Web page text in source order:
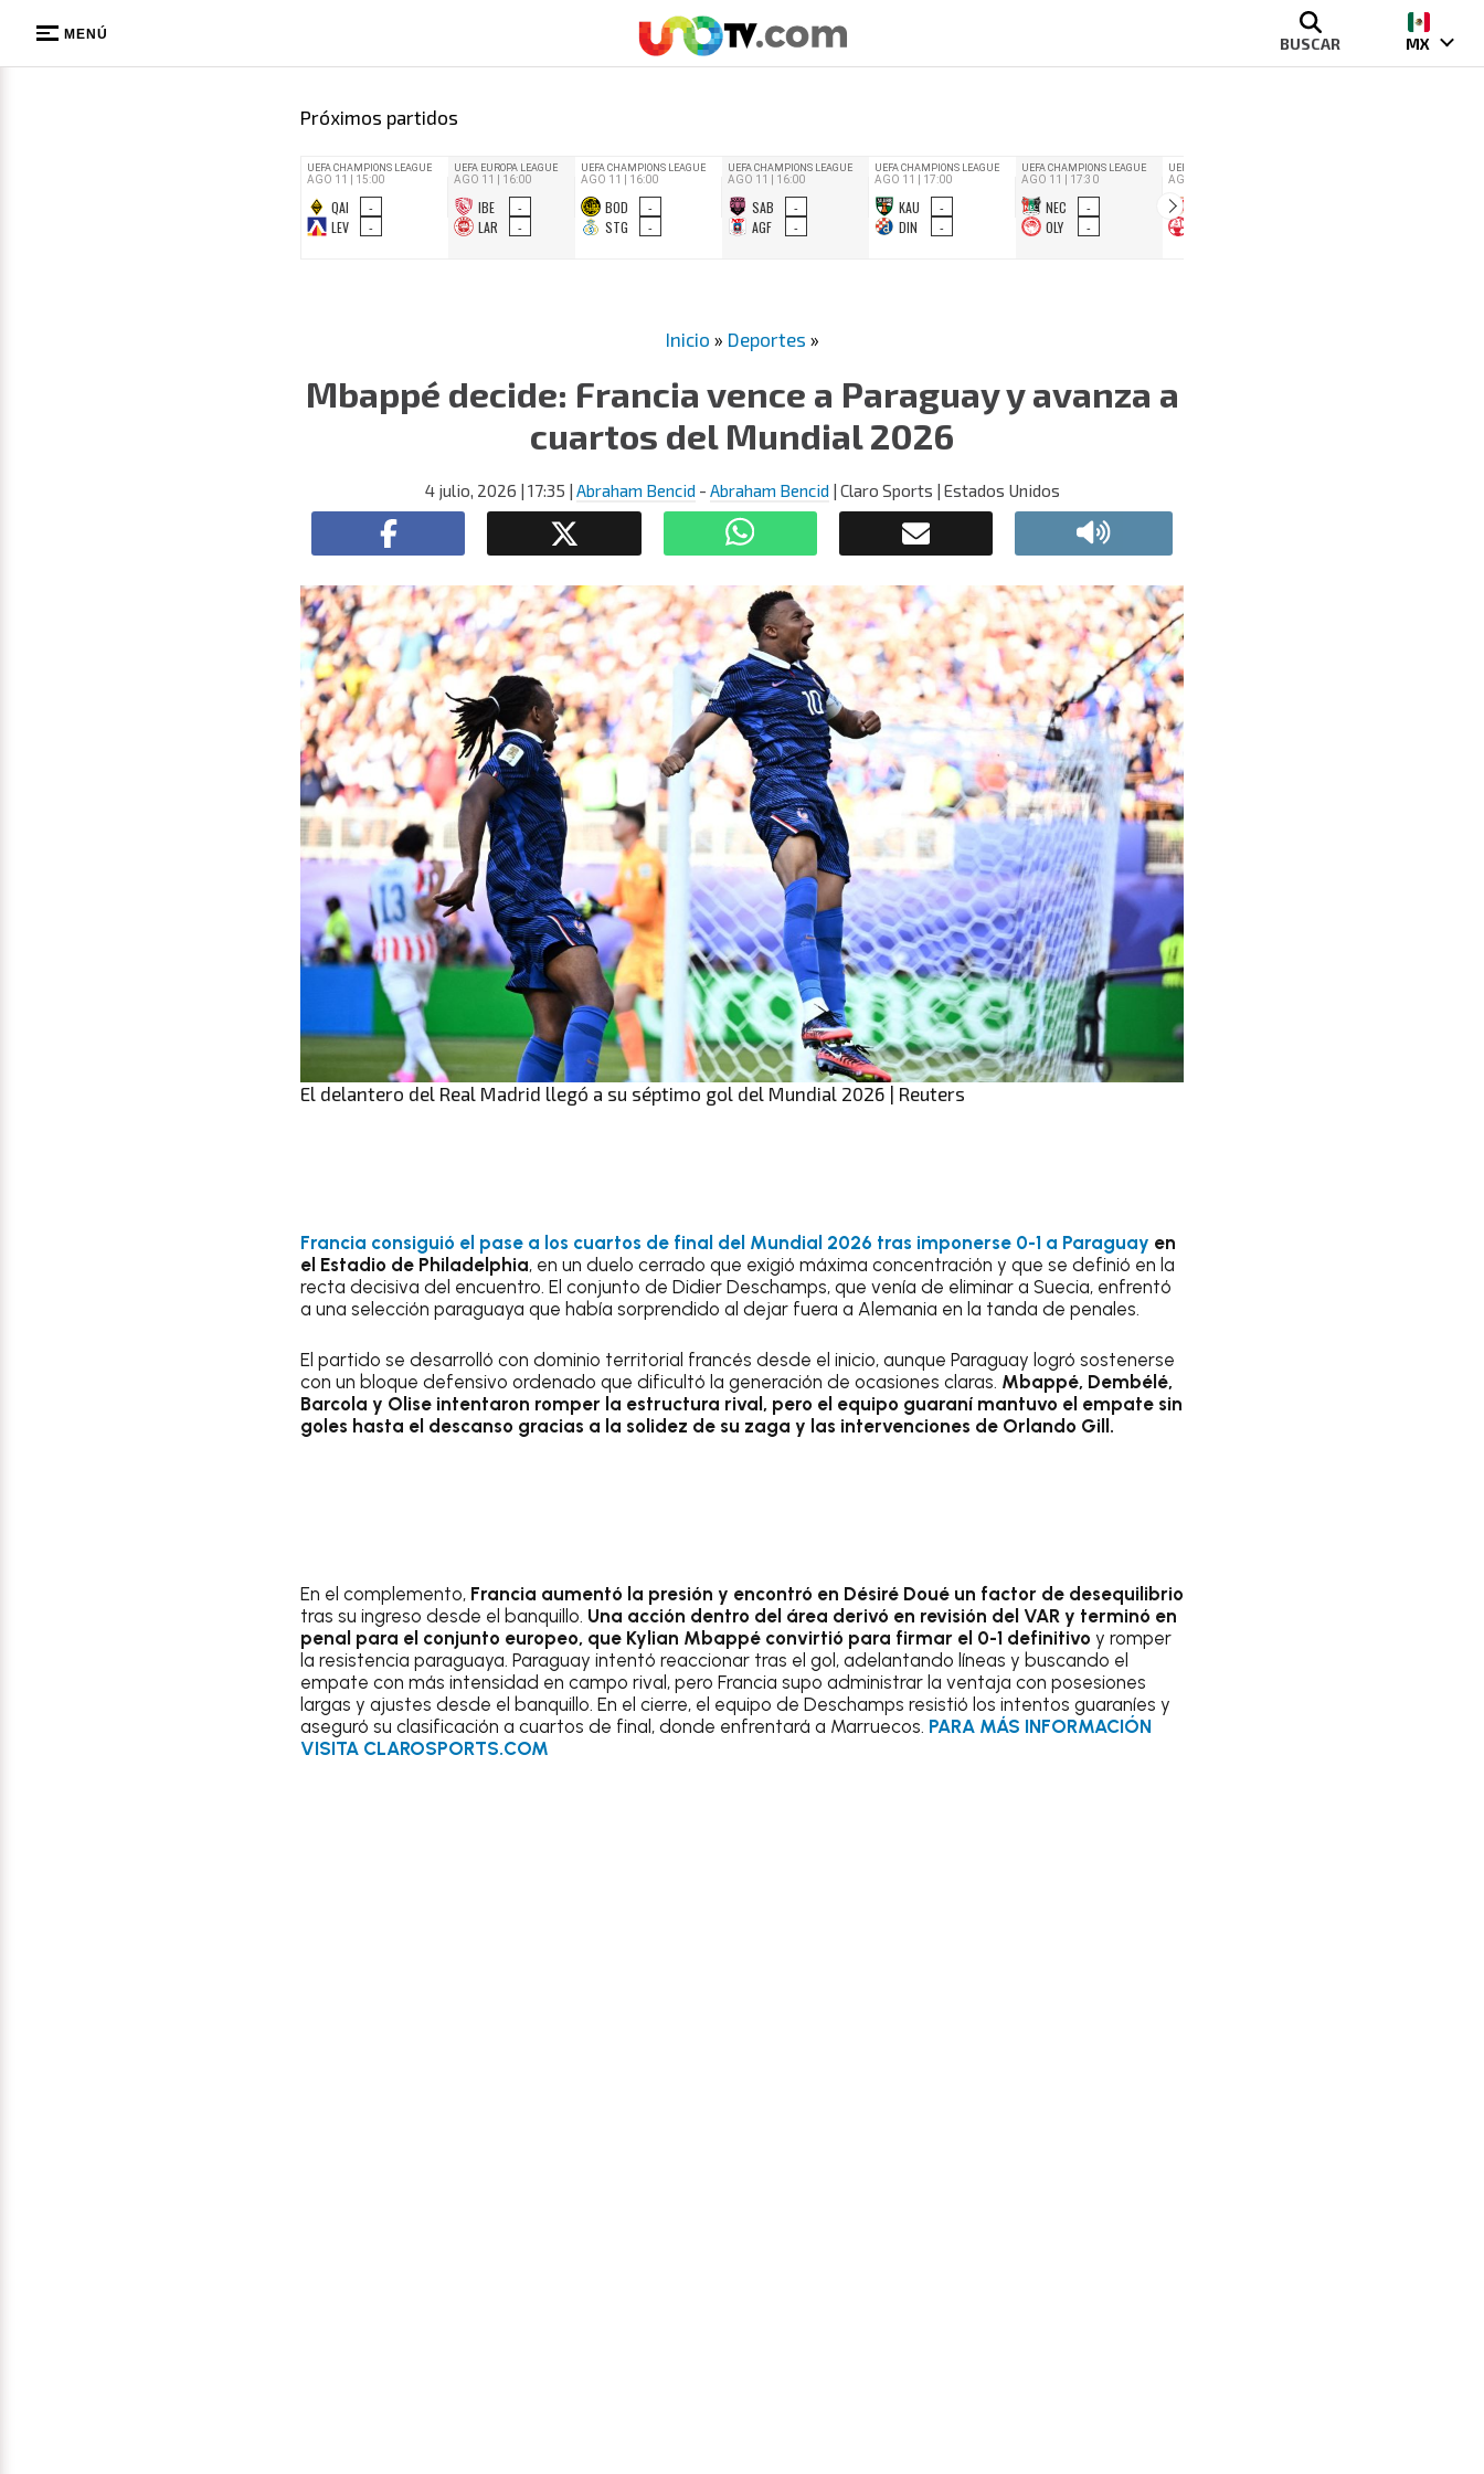
MENÚ BUSCAR MX
Próximos partidos
Inicio » Deportes »
Mbappé decide: Francia vence a Paraguay y avanza a
cuartos del Mundial 2026
4 julio, 2026 | 17:35 | Abraham Bencid - Abraham Bencid | Claro Sports | Estados Unidos
El delantero del Real Madrid llegó a su séptimo gol del Mundial 2026 | Reuters
Francia consiguió el pase a los cuartos de final del Mundial 2026 tras imponerse 0-1 a Paraguay en
el Estadio de Philadelphia, en un duelo cerrado que exigió máxima concentración y que se definió en la
recta decisiva del encuentro. El conjunto de Didier Deschamps, que venía de eliminar a Suecia, enfrentó
a una selección paraguaya que había sorprendido al dejar fuera a Alemania en la tanda de penales.
El partido se desarrolló con dominio territorial francés desde el inicio, aunque Paraguay logró sostenerse
con un bloque defensivo ordenado que dificultó la generación de ocasiones claras. Mbappé, Dembélé,
Barcola y Olise intentaron romper la estructura rival, pero el equipo guaraní mantuvo el empate sin
goles hasta el descanso gracias a la solidez de su zaga y las intervenciones de Orlando Gill.
En el complemento, Francia aumentó la presión y encontró en Désiré Doué un factor de desequilibrio
tras su ingreso desde el banquillo. Una acción dentro del área derivó en revisión del VAR y terminó en
penal para el conjunto europeo, que Kylian Mbappé convirtió para firmar el 0-1 definitivo y romper
la resistencia paraguaya. Paraguay intentó reaccionar tras el gol, adelantando líneas y buscando el
empate con más intensidad en campo rival, pero Francia supo administrar la ventaja con posesiones
largas y ajustes desde el banquillo. En el cierre, el equipo de Deschamps resistió los intentos guaraníes y
aseguró su clasificación a cuartos de final, donde enfrentará a Marruecos. PARA MÁS INFORMACIÓN
VISITA CLAROSPORTS.COM